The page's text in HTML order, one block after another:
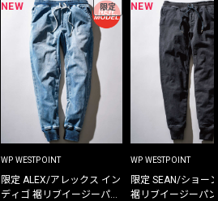
NEW 限定
WP WESTPOINT
限定 ALEX/アレックス イン
ディゴ 裾リブイージーパン
NEW
WP WESTPOINT
限定 SEAN/ショー
裾リブイージーパ